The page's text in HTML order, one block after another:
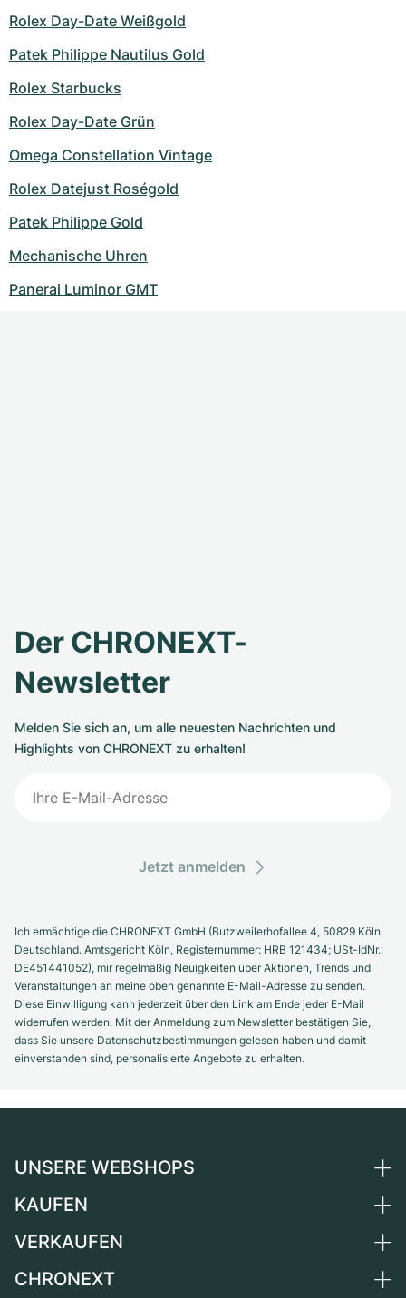
Rolex Day-Date Weißgold
Patek Philippe Nautilus Gold
Rolex Starbucks
Rolex Day-Date Grün
Omega Constellation Vintage
Rolex Datejust Roségold
Patek Philippe Gold
Mechanische Uhren
Panerai Luminor GMT
Der CHRONEXT-
Newsletter
Melden Sie sich an, um alle neuesten Nachrichten und
Highlights von CHRONEXT zu erhalten!
Jetzt anmelden
Ich ermächtige die CHRONEXT GmbH (Butzweilerhofallee 4, 50829 Köln,
Deutschland. Amtsgericht Köln, Registernummer: HRB 121434; USt-IdNr.:
DE451441052), mir regelmäßig Neuigkeiten über Aktionen, Trends und
Veranstaltungen an meine oben genannte E-Mail-Adresse zu senden.
Diese Einwilligung kann jederzeit über den Link am Ende jeder E-Mail
widerrufen werden. Mit der Anmeldung zum Newsletter bestätigen Sie,
dass Sie unsere Datenschutzbestimmungen gelesen haben und damit
einverstanden sind, personalisierte Angebote zu erhalten.
UNSERE WEBSHOPS
Deutschland
Schweiz
KAUFEN
Alle Luxusuhren
VERKAUFEN
Uhr verkaufen
CHRONEXT